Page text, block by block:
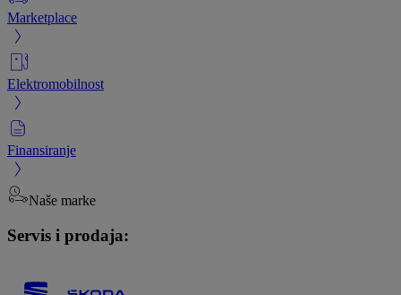
Marketplace
Elektromobilnost
Finansiranje
Naše marke
Servis i prodaja: